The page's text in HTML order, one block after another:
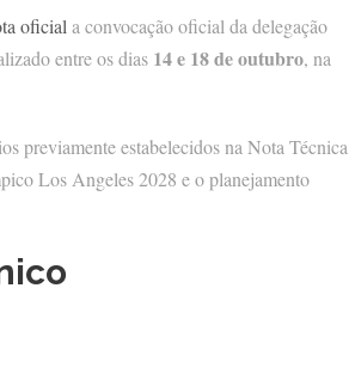
oficiala convocação oficial da delegação
entre os dias 14 e 18 de outubro, na
previamente estabelecidos na Nota Técnica
Los Angeles 2028 e o planejamento